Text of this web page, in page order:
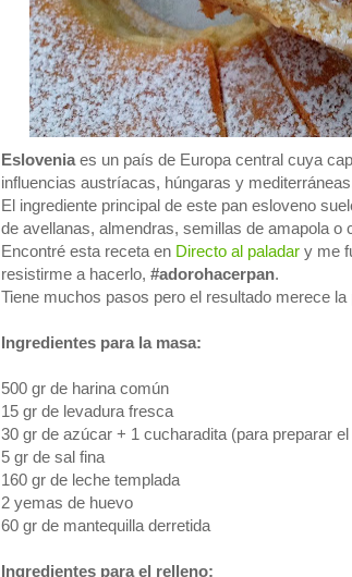
Eslovenia es un país de Europa central cuya
influencias austríacas, húngaras y
El ingrediente principal de este pan esloveno
de avellanas, almendras, semillas de amapola o
Encontré esta receta en Directo al paladar y me
resistirme a hacerlo, #adorohacerpan.
Tiene muchos pasos pero el resultado merece la
Ingredientes para la masa:
500 gr de harina común
15 gr de levadura fresca
30 gr de azúcar + 1 cucharadita (para preparar
5 gr de sal fina
160 gr de leche templada
2 yemas de huevo
60 gr de mantequilla derretida
Ingredientes para el relleno: